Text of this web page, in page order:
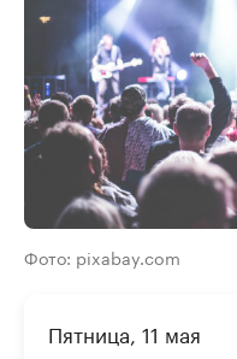
Фото: pixabay.com
Пятница, 11 мая